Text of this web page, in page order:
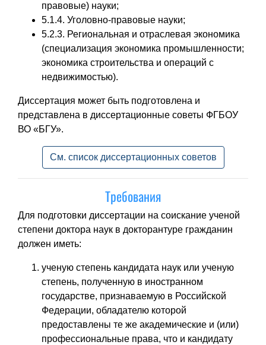
правовые) науки;
5.1.4. Уголовно-правовые науки;
5.2.3. Региональная и отраслевая экономика
(специализация экономика промышленности;
экономика строительства и операций с
недвижимостью).
Диссертация может быть подготовлена и
представлена в диссертационные советы ФГБОУ
ВО «БГУ».
См. список диссертационных советов
Требования
Для подготовки диссертации на соискание ученой
степени доктора наук в докторантуре гражданин
должен иметь:
ученую степень кандидата наук или ученую
степень, полученную в иностранном
государстве, признаваемую в Российской
Федерации, обладателю которой
предоставлены те же академические и (или)
профессиональные права, что и кандидату